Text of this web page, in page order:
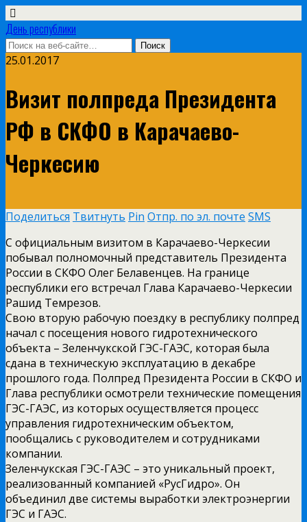
День республики
25.01.2017
Визит полпреда Президента
РФ в СКФО в Карачаево-
Черкесию
Поделиться Твитнуть Pin Отпр. по эл. почте SMS
С официальным визитом в Карачаево-Черкесии
побывал полномочный представитель Президента
России в СКФО Олег Белавенцев. На границе
республики его встречал Глава Карачаево-Черкесии
Рашид Темрезов.
Свою вторую рабочую поездку в республику полпред
начал с посещения нового гидротехнического
объекта – Зеленчукской ГЭС-ГАЭС, которая была
сдана в техническую эксплуатацию в декабре
прошлого года. Полпред Президента России в СКФО и
Глава республики осмотрели технические помещения
ГЭС-ГАЭС, из которых осуществляется процесс
управления гидротехническим объектом,
пообщались с руководителем и сотрудниками
компании.
Зеленчукская ГЭС-ГАЭС – это уникальный проект,
реализованный компанией «РусГидро». Он
объединил две системы выработки электроэнергии
ГЭС и ГАЭС.